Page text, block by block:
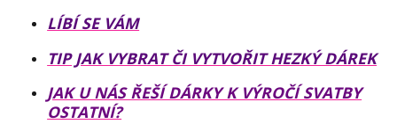
LÍBÍ SE VÁM
TIP JAK VYBRAT ČI VYTVOŘIT HEZKÝ DÁREK
JAK U NÁS ŘEŠÍ DÁRKY K VÝROČÍ SVATBY
OSTATNÍ?